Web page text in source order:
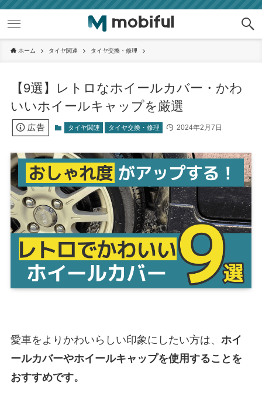
ホーム タイヤ関連 タイヤ交換・修理
【9選】レトロなホイールカバー・かわ
いいホイールキャップを厳選
タイヤ関連 タイヤ交換・修理 2024年2月7日
愛車をよりかわいらしい印象にしたい方は、 ホイ
ールカバーやホイールキャップを使用することを
おすすめです。